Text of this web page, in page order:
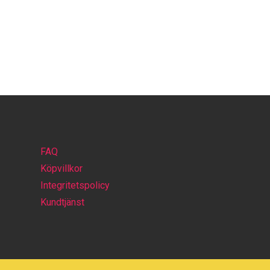
FAQ
Köpvillkor
Integritetspolicy
Kundtjänst